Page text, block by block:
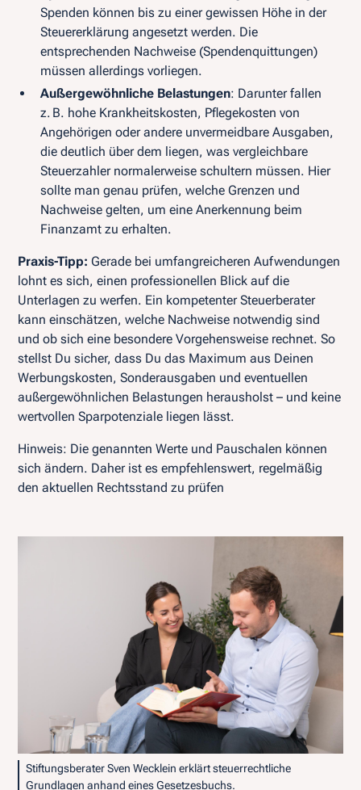
Spenden können bis zu einer gewissen Höhe in der
Steuererklärung angesetzt werden. Die
entsprechenden Nachweise (Spendenquittungen)
müssen allerdings vorliegen.
Außergewöhnliche Belastungen: Darunter fallen
z. B. hohe Krankheitskosten, Pflegekosten von
Angehörigen oder andere unvermeidbare Ausgaben,
die deutlich über dem liegen, was vergleichbare
Steuerzahler normalerweise schultern müssen. Hier
sollte man genau prüfen, welche Grenzen und
Nachweise gelten, um eine Anerkennung beim
Finanzamt zu erhalten.
Praxis-Tipp:Gerade bei umfangreicheren Aufwendungen
lohnt es sich, einen professionellen Blick auf die
Unterlagen zu werfen. Ein kompetenter Steuerberater
kann einschätzen, welche Nachweise notwendig sind
und ob sich eine besondere Vorgehensweise rechnet. So
stellst Du sicher, dass Du das Maximum aus Deinen
Werbungskosten, Sonderausgaben und eventuellen
außergewöhnlichen Belastungen herausholst – und keine
wertvollen Sparpotenziale liegen lässt.
Hinweis: Die genannten Werte und Pauschalen können
sich ändern. Daher ist es empfehlenswert, regelmäßig
den aktuellen Rechtsstand zu prüfen
Stiftungsberater Sven Wecklein erklärt steuerrechtliche
Grundlagen anhand eines Gesetzesbuchs.